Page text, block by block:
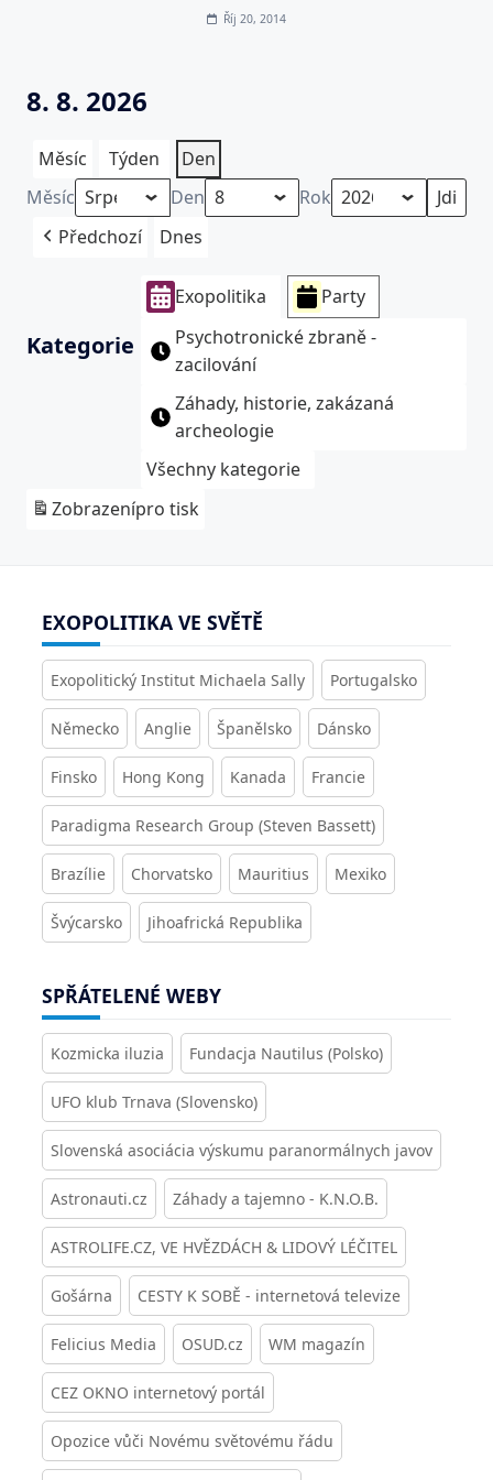
Říj 20, 2014
8. 8. 2026
Měsíc Týden
Den
Měsíc
Den
Rok
Předchozí
Dnes
Kategorie
Exopolitika
Party
Psychotronické zbraně -
zacilování
Záhady, historie, zakázaná
archeologie
Všechny kategorie
Zobrazenípro tisk
EXOPOLITIKA VE SVĚTĚ
Exopolitický Institut Michaela Sally Portugalsko
Německo Anglie Španělsko Dánsko
Finsko Hong Kong Kanada Francie
Paradigma Research Group (Steven Bassett)
Brazílie Chorvatsko Mauritius Mexiko
Švýcarsko Jihoafrická Republika
SPŘÁTELENÉ WEBY
Kozmicka iluzia Fundacja Nautilus (Polsko)
UFO klub Trnava (Slovensko)
Slovenská asociácia výskumu paranormálnych javov
Astronauti.cz Záhady a tajemno - K.N.O.B.
ASTROLIFE.CZ, VE HVĚZDÁCH & LIDOVÝ LÉČITEL
Gošárna CESTY K SOBĚ - internetová televize
Felicius Media OSUD.cz WM magazín
CEZ OKNO internetový portál
Opozice vůči Novému světovému řádu